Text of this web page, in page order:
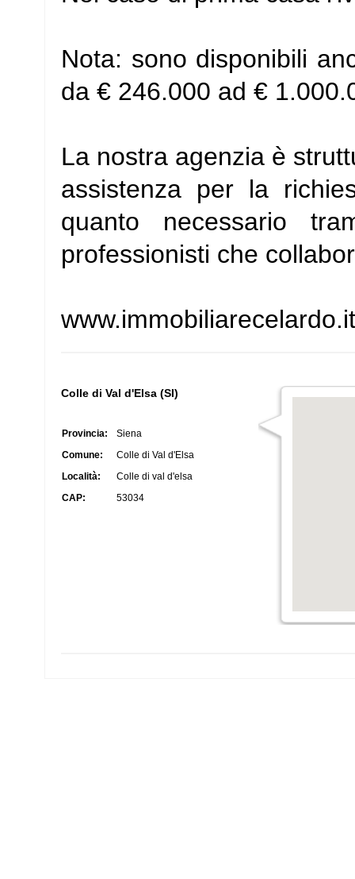
Nota: sono disponibili
da € 246.000 ad €
La nostra agenzia è
assistenza per la
quanto necessario
professionisti che
www.immobiliarecelardo.it
Colle di Val d'Elsa (SI)
Provincia:
Siena
Comune:
Colle di Val d'Elsa
Località:
Colle di val d'elsa
CAP:
53034